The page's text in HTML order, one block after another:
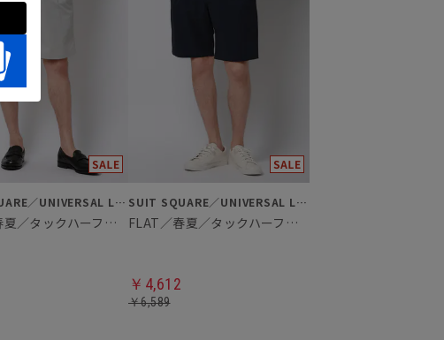
SUIT SQUARE／UNIVERSAL LANGUAGE
FLAT／春夏／タックハーフパンツ
SUIT SQUARE／UNIVERSAL LANGUAGE
FLAT／春夏／タックハーフパンツ
￥4,612
￥6,589